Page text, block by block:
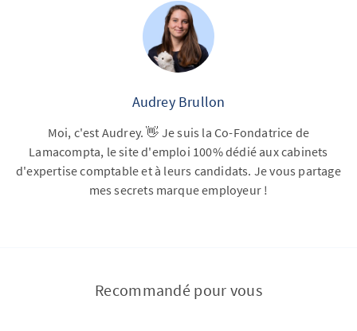
Audrey Brullon
Moi, c'est Audrey. 👋 Je suis la Co-Fondatrice de
Lamacompta, le site d'emploi 100% dédié aux cabinets
d'expertise comptable et à leurs candidats. Je vous partage
mes secrets marque employeur !
Recommandé pour vous